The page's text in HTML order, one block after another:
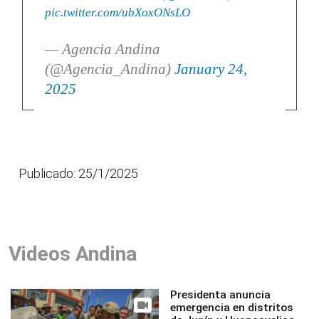
pic.twitter.com/ubXoxONsLO
— Agencia Andina
(@Agencia_Andina) January 24,
2025
Publicado: 25/1/2025
Videos Andina
Presidenta anuncia
emergencia en distritos